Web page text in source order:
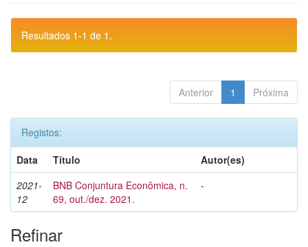
Resultados 1-1 de 1.
Anterior 1 Próxima
Registos:
Data
Título
Autor(es)
2021-
12
BNB Conjuntura Econômica, n.
69, out./dez. 2021.
-
Refinar